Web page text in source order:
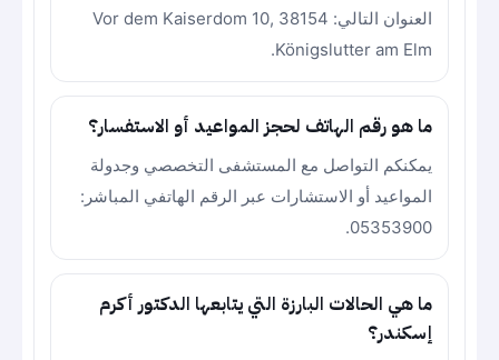
العنوان التالي: Vor dem Kaiserdom 10, 38154
Königslutter am Elm.
ما هو رقم الهاتف لحجز المواعيد أو الاستفسار؟
يمكنكم التواصل مع المستشفى التخصصي وجدولة
المواعيد أو الاستشارات عبر الرقم الهاتفي المباشر:
05353900.
ما هي الحالات البارزة التي يتابعها الدكتور أكرم
إسكندر؟